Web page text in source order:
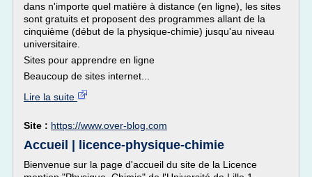
dans n'importe quel matière à distance (en ligne), les sites
sont gratuits et proposent des programmes allant de la
cinquième (début de la physique-chimie) jusqu'au niveau
universitaire.
Sites pour apprendre en ligne
Beaucoup de sites internet...
Lire la suite
Site : https://www.over-blog.com
Accueil | licence-physique-chimie
Bienvenue sur la page d'accueil du site de la Licence